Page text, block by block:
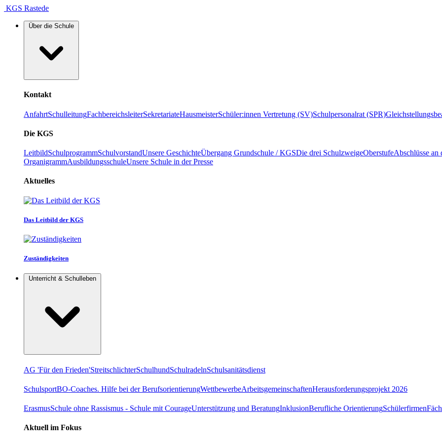
KGS Rastede
Über die Schule
Kontakt
AnfahrtSchulleitungFachbereichsleiterSekretariateHausmeisterSchüler:innen Vertretung (SV)Schulpersonalrat (SPR)
Die KGS
LeitbildSchulprogrammSchulvorstandUnsere GeschichteÜbergang Grundschule / KGSDie drei SchulzweigeOberstufeAbschlüsse an
OrganigrammAusbildungsschuleUnsere Schule in der Presse
Aktuelles
Das Leitbild der KGS
Zuständigkeiten
Unterricht & Schulleben
AG 'Für den Frieden'StreitschlichterSchulhundSchulradelnSchulsanitätsdienst
SchulsportBO-Coaches. Hilfe bei der BerufsorientierungWettbewerbeArbeitsgemeinschaftenHerausforderungsprojekt 2026
ErasmusSchule ohne Rassismus - Schule mit CourageUnterstützung und BeratungInklusionBerufliche OrientierungSchülerfirmen
Aktuell im Fokus